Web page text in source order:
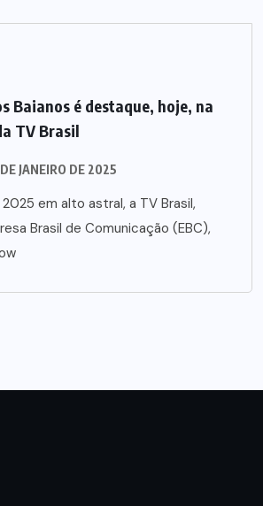
Baianos é destaque, hoje, na
TV Brasil
JANEIRO DE 2025
2025 em alto astral, a TV Brasil,
Brasil de Comunicação (EBC),